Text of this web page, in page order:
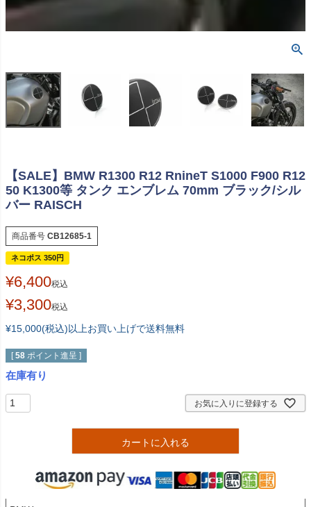
【SALE】BMW R1300 R12 RnineT S1000 F900 R12
50 K1300等 タンク エンブレム 70mm ブラック/シル
バー RAISCH
商品番号 CB12685-1
ネコポス 350円
¥6,400税込
¥3,300税込
¥15,000(税込)以上お買い上げで送料無料
[ 58 ポイント進呈 ]
お気に入りに登録する
カートに入れる